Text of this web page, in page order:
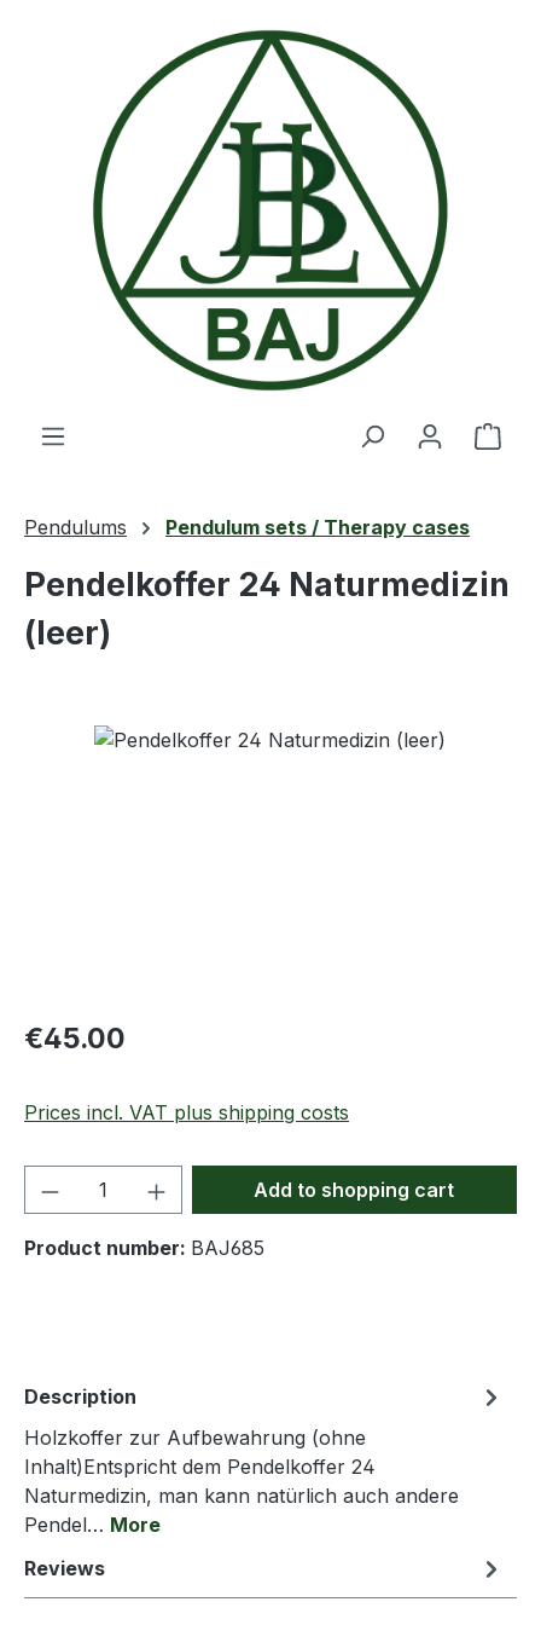
Pendulums Pendulum sets / Therapy cases
Pendelkoffer 24 Naturmedizin
(leer)
Skip image gallery
Regular price:
€45.00
Prices incl. VAT plus shipping costs
Product Quantity: Enter the desired
Add to shopping cart
Product number: BAJ685
Description
Holzkoffer zur Aufbewahrung (ohne
Inhalt)Entspricht dem Pendelkoffer 24
Naturmedizin, man kann natürlich auch andere
Pendel… More
Reviews